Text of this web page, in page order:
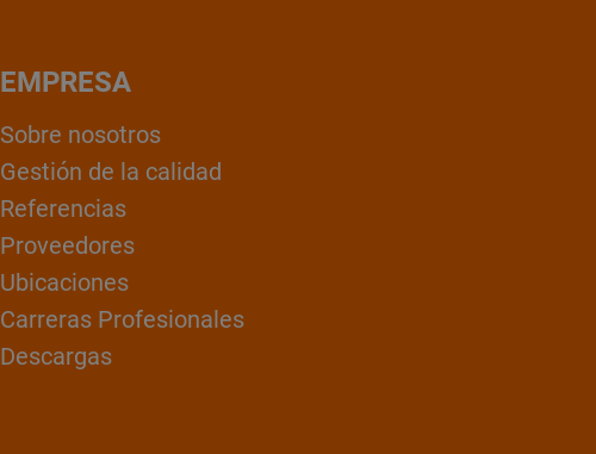
EMPRESA
Sobre nosotros
Gestión de la calidad
Referencias
Proveedores
Ubicaciones
Carreras Profesionales
Descargas